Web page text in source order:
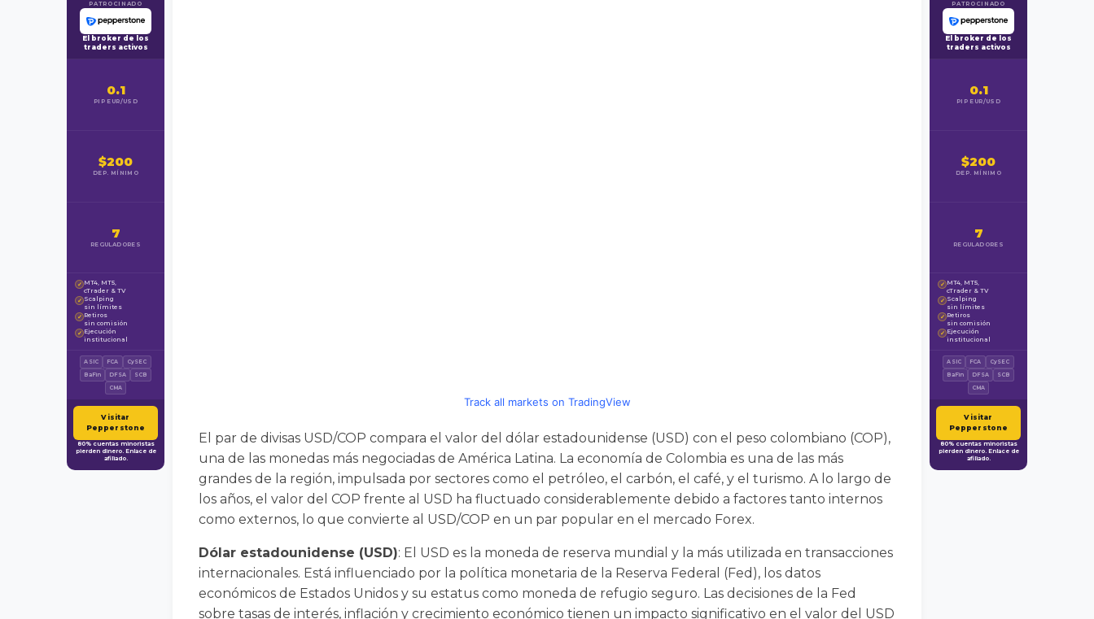
PATROCINADO
El broker de los
traders activos
0.1
PIP EUR/USD
$200
DEP. MÍNIMO
7
REGULADORES
✓ MT4, MT5,
cTrader & TV
✓ Scalping
sin límites
✓ Retiros
sin comisión
✓ Ejecución
institucional
ASIC FCA
CySEC
BaFin
DFSA
SCB
CMA
Visitar
Pepperstone
80% cuentas minoristas
pierden dinero. Enlace de
afiliado.
Track all markets on TradingView
El par de divisas USD/COP compara el valor del dólar estadounidense (USD) con el peso colombiano (COP),
una de las monedas más negociadas de América Latina. La economía de Colombia es una de las más
grandes de la región, impulsada por sectores como el petróleo, el carbón, el café, y el turismo. A lo largo de
los años, el valor del COP frente al USD ha fluctuado considerablemente debido a factores tanto internos
como externos, lo que convierte al USD/COP en un par popular en el mercado Forex.
Dólar estadounidense (USD): El USD es la moneda de reserva mundial y la más utilizada en transacciones
internacionales. Está influenciado por la política monetaria de la Reserva Federal (Fed), los datos
económicos de Estados Unidos y su estatus como moneda de refugio seguro. Las decisiones de la Fed
sobre tasas de interés, inflación y crecimiento económico tienen un impacto significativo en el valor del USD
PATROCINADO
El broker de los
traders activos
0.1
PIP EUR/USD
$200
DEP. MÍNIMO
7
REGULADORES
✓ MT4, MT5,
cTrader & TV
✓ Scalping
sin límites
✓ Retiros
sin comisión
✓ Ejecución
institucional
ASIC FCA
CySEC
BaFin
DFSA
SCB
CMA
Visitar
Pepperstone
80% cuentas minoristas
pierden dinero. Enlace de
afiliado.